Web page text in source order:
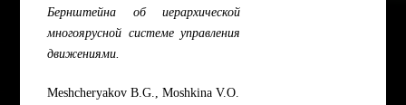
Бернштейна об иерархической
многоярусной системе управления
движениями.
Meshcheryakov B.G., Moshkina V.O.